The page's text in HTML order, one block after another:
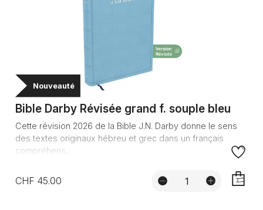
Nouveauté
Bible Darby Révisée grand f. souple bleu
Cette révision 2026 de la Bible J.N. Darby donne le sens
des textes originaux hébreu et grec dans un français
compréhens...
CHF 45.00